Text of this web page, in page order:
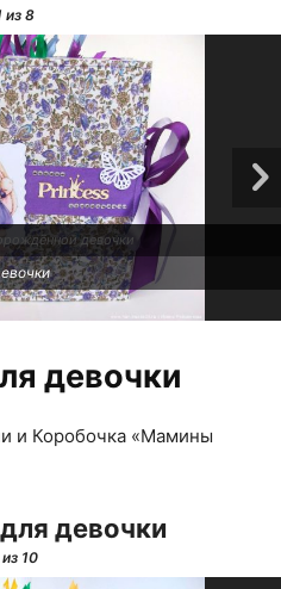
из 8
девочки
девочки
и Коробочка «Мамины
девочки
10